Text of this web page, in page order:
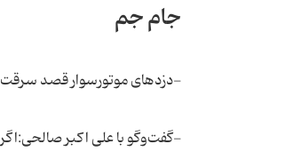
جام جم
-دزدهای موتورسوار قصد سرقت
-گفت‌وگو با علی اكبر